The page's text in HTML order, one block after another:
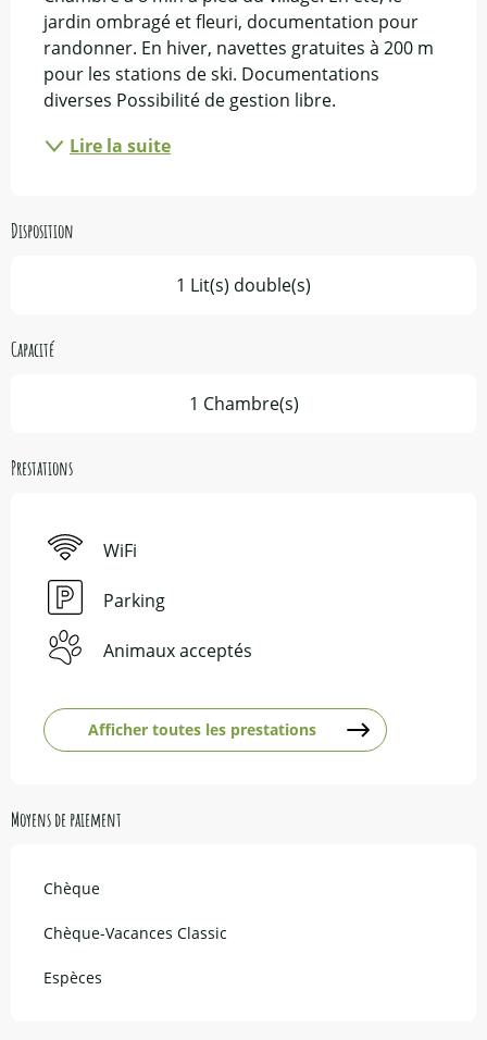
jardin ombragé et fleuri, documentation pour
randonner. En hiver, navettes gratuites à 200 m
pour les stations de ski. Documentations
diverses Possibilité de gestion libre.
Lire la suite
Disposition
1 Lit(s) double(s)
Capacité
1 Chambre(s)
Prestations
WiFi
Parking
Animaux acceptés
Afficher toutes les prestations
Moyens de paiement
Chèque
Chèque-Vacances Classic
Espèces